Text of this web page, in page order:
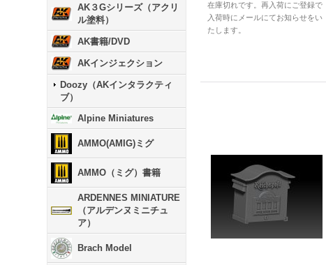
AK３Gシリーズ（アクリ
ル塗料）
AK書籍/DVD
AKインジェクション
Doozy（AKインタラクティ
ブ）
Alpine Miniatures
AMMO(AMIG)ミグ
AMMO（ミグ）書籍
ARDENNES MINIATURE
（アルデンヌミニチュ
ア）
Brach Model
在庫切れです。再入荷にご登録で
入荷時にメールにてお知らせをい
たします。